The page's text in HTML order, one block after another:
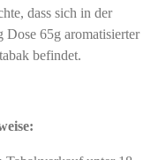
dass sich in der
Dose 65g aromatisierter
befindet.